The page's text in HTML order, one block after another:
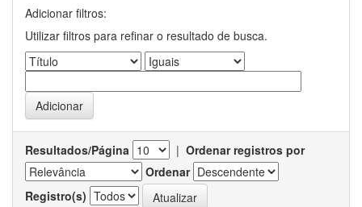
Adicionar filtros:
Utilizar filtros para refinar o resultado de busca.
Resultados/Página | Ordenar registros por
Ordenar
Registro(s)